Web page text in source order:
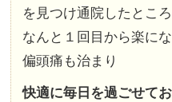
を見つけ通院したところ
なんと１回目から楽にな
偏頭痛も治まり
快適に毎日を過ごせてお